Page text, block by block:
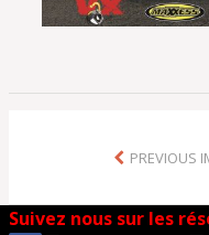
PREVIOUS
Suivez nous sur les